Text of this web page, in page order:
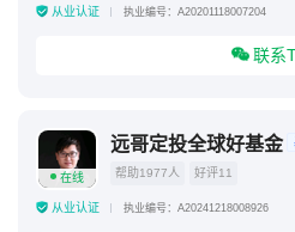
从业认证 执业编号：A20201118007204
联系
在线
远哥定投全球好基金
帮助1977人 好评11
从业认证 执业编号：A20241218008926